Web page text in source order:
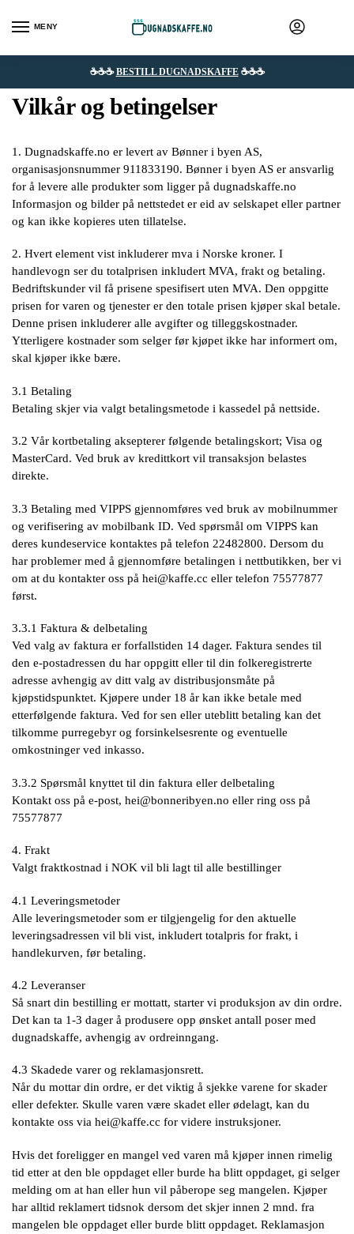
MENY
☕☕☕BESTILL DUGNADSKAFFE☕☕☕
Vilkår og betingelser
1. Dugnadskaffe.no er levert av Bønner i byen AS,
organisasjonsnummer 911833190. Bønner i byen AS er ansvarlig
for å levere alle produkter som ligger på dugnadskaffe.no
Informasjon og bilder på nettstedet er eid av selskapet eller partner
og kan ikke kopieres uten tillatelse.
2. Hvert element vist inkluderer mva i Norske kroner. I
handlevogn ser du totalprisen inkludert MVA, frakt og betaling.
Bedriftskunder vil få prisene spesifisert uten MVA. Den oppgitte
prisen for varen og tjenester er den totale prisen kjøper skal betale.
Denne prisen inkluderer alle avgifter og tilleggskostnader.
Ytterligere kostnader som selger før kjøpet ikke har informert om,
skal kjøper ikke bære.
3.1 Betaling
Betaling skjer via valgt betalingsmetode i kassedel på nettside.
3.2 Vår kortbetaling aksepterer følgende betalingskort; Visa og
MasterCard. Ved bruk av kredittkort vil transaksjon belastes
direkte.
3.3 Betaling med VIPPS gjennomføres ved bruk av mobilnummer
og verifisering av mobilbank ID. Ved spørsmål om VIPPS kan
deres kundeservice kontaktes på telefon 22482800. Dersom du
har problemer med å gjennomføre betalingen i nettbutikken, ber vi
om at du kontakter oss på hei@kaffe.cc eller telefon 75577877
først.
3.3.1 Faktura & delbetaling
Ved valg av faktura er forfallstiden 14 dager. Faktura sendes til
den e-postadressen du har oppgitt eller til din folkeregistrerte
adresse avhengig av ditt valg av distribusjonsmåte på
kjøpstidspunktet. Kjøpere under 18 år kan ikke betale med
etterfølgende faktura. Ved for sen eller uteblitt betaling kan det
tilkomme purregebyr og forsinkelsesrente og eventuelle
omkostninger ved inkasso.
3.3.2 Spørsmål knyttet til din faktura eller delbetaling
Kontakt oss på e-post, hei@bonneribyen.no eller ring oss på
75577877
4. Frakt
Valgt fraktkostnad i NOK vil bli lagt til alle bestillinger
4.1 Leveringsmetoder
Alle leveringsmetoder som er tilgjengelig for den aktuelle
leveringsadressen vil bli vist, inkludert totalpris for frakt, i
handlekurven, før betaling.
4.2 Leveranser
Så snart din bestilling er mottatt, starter vi produksjon av din ordre.
Det kan ta 1-3 dager å produsere opp ønsket antall poser med
dugnadskaffe, avhengig av ordreinngang.
4.3 Skadede varer og reklamasjonsrett.
Når du mottar din ordre, er det viktig å sjekke varene for skader
eller defekter. Skulle varen være skadet eller ødelagt, kan du
kontakte oss via hei@kaffe.cc for videre instruksjoner.
Hvis det foreligger en mangel ved varen må kjøper innen rimelig
tid etter at den ble oppdaget eller burde ha blitt oppdaget, gi selger
melding om at han eller hun vil påberope seg mangelen. Kjøper
har alltid reklamert tidsnok dersom det skjer innen 2 mnd. fra
mangelen ble oppdaget eller burde blitt oppdaget. Reklamasjon